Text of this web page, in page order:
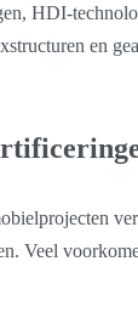
HDI-
en
Veel